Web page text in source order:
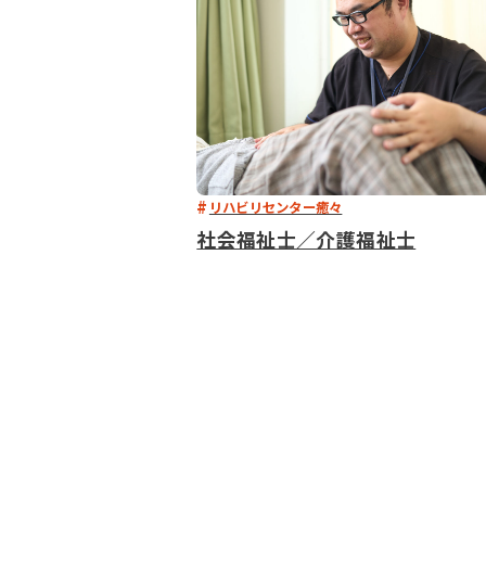
リハビリセンター癒々
社会福祉士／介護福祉士